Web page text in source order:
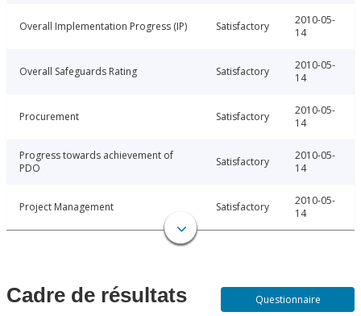
Overall Implementation Progress (IP) Satisfactory
2010-05-
14
Overall Safeguards Rating Satisfactory
2010-05-
14
Procurement Satisfactory
2010-05-
14
Progress towards achievement of
PDO
Satisfactory
2010-05-
14
Project Management Satisfactory
2010-05-
14
Cadre de résultats Questionnaire